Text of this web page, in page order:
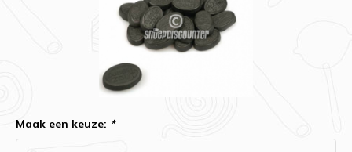
Maak een keuze: *